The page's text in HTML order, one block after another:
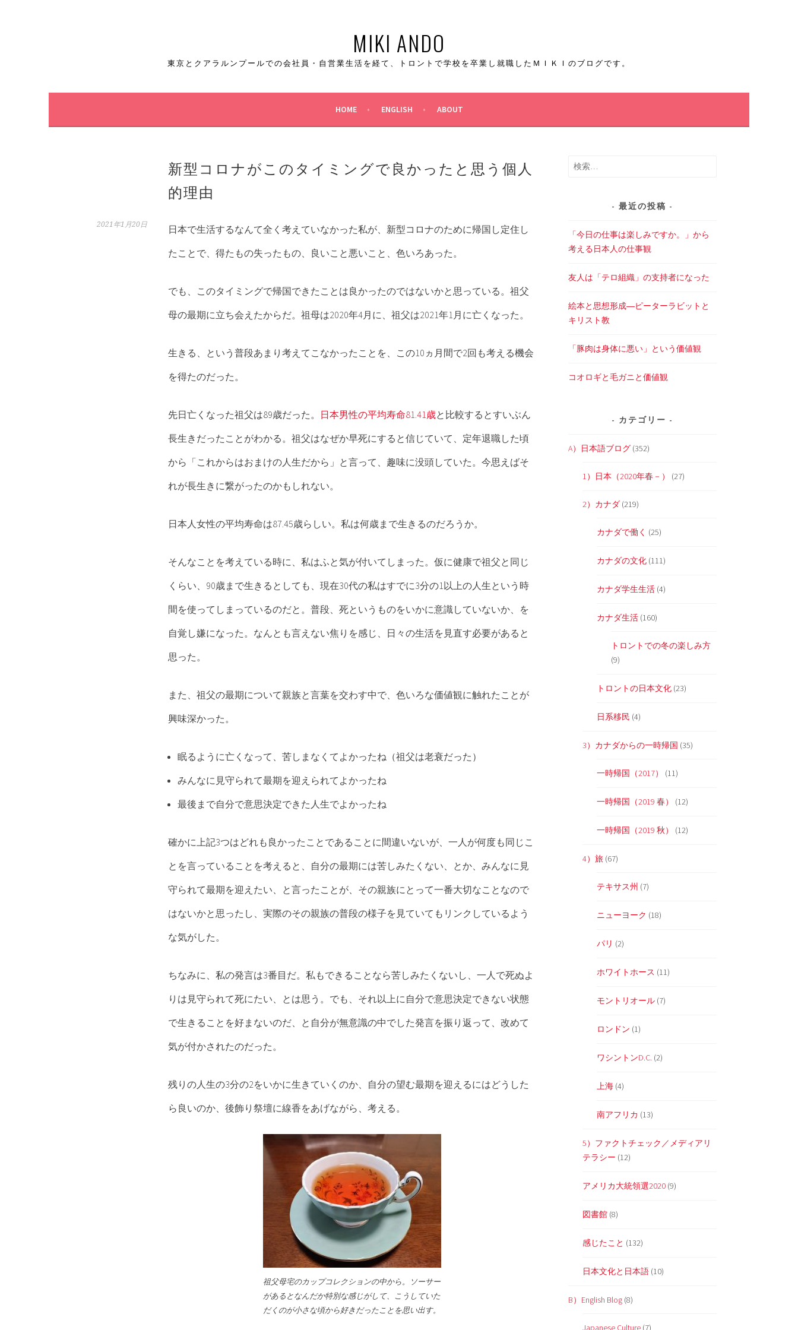
へ
MIKI ANDO
東京とクアラルンプールでの会社員・自営業生活を経て、トロントで学校を卒業し就職したＭＩＫＩのブログです。
HOME ENGLISH ABOUT
新型コロナがこのタイミングで良かったと思う個人
的理由
2021年1月20日
日本で生活するなんて全く考えていなかった私が、新型コロナのために帰国し定住し
たことで、得たもの失ったもの、良いこと悪いこと、色いろあった。
でも、このタイミングで帰国できたことは良かったのではないかと思っている。祖父
母の最期に立ち会えたからだ。祖母は2020年4月に、祖父は2021年1月に亡くなった。
生きる、という普段あまり考えてこなかったことを、この10ヵ月間で2回も考える機会
を得たのだった。
先日亡くなった祖父は89歳だった。 日本男性の平均寿命81.41歳と比較するとすいぶん
長生きだったことがわかる。祖父はなぜか早死にすると信じていて、定年退職した頃
から「これからはおまけの人生だから」と言って、趣味に没頭していた。今思えばそ
れが長生きに繋がったのかもしれない。
日本人女性の平均寿命は87.45歳らしい。私は何歳まで生きるのだろうか。
そんなことを考えている時に、私はふと気が付いてしまった。仮に健康で祖父と同じ
くらい、90歳まで生きるとしても、現在30代の私はすでに3分の1以上の人生という時
間を使ってしまっているのだと。普段、死というものをいかに意識していないか、を
自覚し嫌になった。なんとも言えない焦りを感じ、日々の生活を見直す必要があると
思った。
また、祖父の最期について親族と言葉を交わす中で、色いろな価値観に触れたことが
興味深かった。
眠るように亡くなって、苦しまなくてよかったね（祖父は老衰だった）
みんなに見守られて最期を迎えられてよかったね
最後まで自分で意思決定できた人生でよかったね
確かに上記3つはどれも良かったことであることに間違いないが、一人が何度も同じこ
とを言っていることを考えると、自分の最期には苦しみたくない、とか、みんなに見
守られて最期を迎えたい、と言ったことが、その親族にとって一番大切なことなので
はないかと思ったし、実際のその親族の普段の様子を見ていてもリンクしているよう
な気がした。
ちなみに、私の発言は3番目だ。私もできることなら苦しみたくないし、一人で死ぬよ
りは見守られて死にたい、とは思う。でも、それ以上に自分で意思決定できない状態
で生きることを好まないのだ、と自分が無意識の中でした発言を振り返って、改めて
気が付かされたのだった。
残りの人生の3分の2をいかに生きていくのか、自分の望む最期を迎えるにはどうした
ら良いのか、後飾り祭壇に線香をあげながら、考える。
祖父母宅のカップコレクションの中から。ソーサー
があるとなんだか特別な感じがして、こうしていた
だくのが小さな頃から好きだったことを思い出す。
検
最近の投稿
「今日の仕事は楽しみですか。」から
考える日本人の仕事観
友人は「テロ組織」の支持者になった
絵本と思想形成―ピーターラビットと
キリスト教
「豚肉は身体に悪い」という価値観
コオロギと毛ガニと価値観
カテゴリー
A）日本語ブログ (352)
1）日本（2020年春－） (27)
2）カナダ (219)
カナダで働く (25)
カナダの文化 (111)
カナダ学生生活 (4)
カナダ生活 (160)
トロントでの冬の楽しみ方
(9)
トロントの日本文化 (23)
日系移民 (4)
3）カナダからの一時帰国 (35)
一時帰国（2017） (11)
一時帰国（2019 春） (12)
一時帰国（2019 秋） (12)
4）旅 (67)
テキサス州 (7)
ニューヨーク (18)
パリ (2)
ホワイトホース (11)
モントリオール (7)
ロンドン (1)
ワシントンD.C. (2)
上海 (4)
南アフリカ (13)
5）ファクトチェック／メディアリ
テラシー (12)
アメリカ大統領選2020 (9)
図書館 (8)
感じたこと (132)
日本文化と日本語 (10)
B）English Blog (8)
Japanese Culture (7)